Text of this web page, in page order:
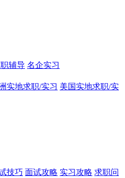
辅导 名企实习
实地求职/实习 美国实地求职/实
技巧 面试攻略 实习攻略 求职问